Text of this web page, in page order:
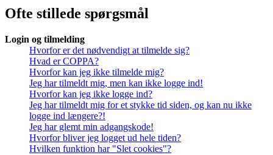
Ofte stillede spørgsmål
Login og tilmelding
Hvorfor er det nødvendigt at tilmelde sig?
Hvad er COPPA?
Hvorfor kan jeg ikke tilmelde mig?
Jeg har tilmeldt mig, men kan ikke logge ind!
Hvorfor kan jeg ikke logge ind?
Jeg har tilmeldt mig for et stykke tid siden, og kan nu ikke
logge ind længere?!
Jeg har glemt min adgangskode!
Hvorfor bliver jeg logget ud hele tiden?
Hvilken funktion har "Slet cookies"?